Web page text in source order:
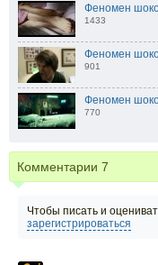
Феномен
1433
Феномен
901
Феномен
770
Комментарии 7
Чтобы писать и
зарегистрироваться